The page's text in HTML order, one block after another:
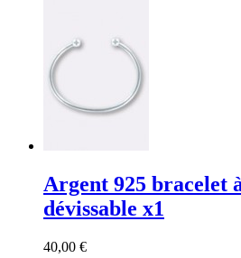
Argent 925 bracelet
dévissable x1
40,00 €